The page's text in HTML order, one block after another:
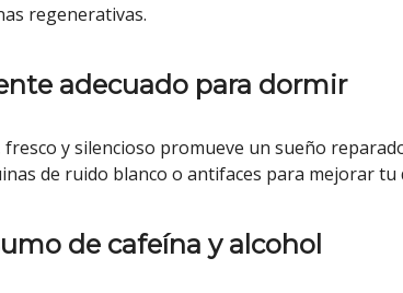
regenerativas.
adecuado para dormir
y silencioso promueve un sueño
de ruido blanco o antifaces para mejorar tu
de cafeína y alcohol